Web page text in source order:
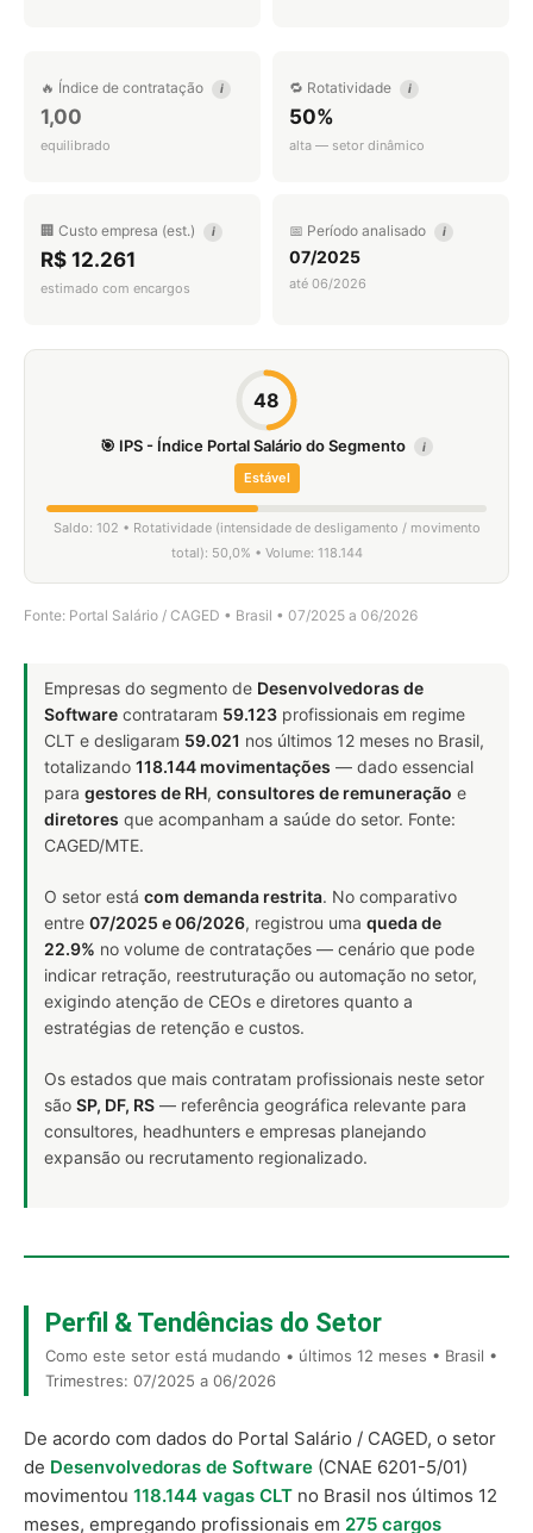
🔥 Índice de contratação i
1,00
equilibrado
🔁 Rotatividade i
50%
alta — setor dinâmico
🏢 Custo empresa (est.) i
R$ 12.261
estimado com encargos
📅 Período analisado i
07/2025
até 06/2026
48
🎯 IPS - Índice Portal Salário do Segmento i
Estável
Saldo: 102 • Rotatividade (intensidade de desligamento / movimento
total): 50,0% • Volume: 118.144
Fonte: Portal Salário / CAGED • Brasil • 07/2025 a 06/2026
Empresas do segmento de Desenvolvedoras de
Software contrataram 59.123 profissionais em regime
CLT e desligaram 59.021 nos últimos 12 meses no Brasil,
totalizando 118.144 movimentações — dado essencial
para gestores de RH, consultores de remuneração e
diretores que acompanham a saúde do setor. Fonte:
CAGED/MTE.
O setor está com demanda restrita. No comparativo
entre 07/2025 e 06/2026, registrou uma queda de
22.9% no volume de contratações — cenário que pode
indicar retração, reestruturação ou automação no setor,
exigindo atenção de CEOs e diretores quanto a
estratégias de retenção e custos.
Os estados que mais contratam profissionais neste setor
são SP, DF, RS — referência geográfica relevante para
consultores, headhunters e empresas planejando
expansão ou recrutamento regionalizado.
Perfil & Tendências do Setor
Como este setor está mudando • últimos 12 meses • Brasil •
Trimestres: 07/2025 a 06/2026
De acordo com dados do Portal Salário / CAGED, o setor
de Desenvolvedoras de Software (CNAE 6201-5/01)
movimentou 118.144 vagas CLT no Brasil nos últimos 12
meses, empregando profissionais em 275 cargos